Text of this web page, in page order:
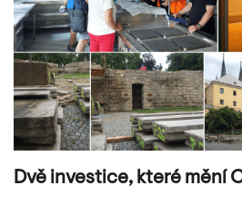
Dvě investice, které mění